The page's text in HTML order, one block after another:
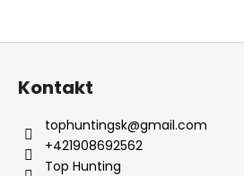
j
s
ť
?
Z
Kontakt
tophuntingsk@gmail.com
+421908692562
Top Hunting